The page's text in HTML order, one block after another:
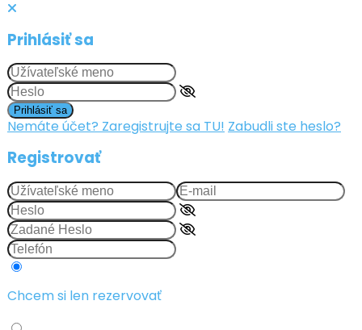
Prihlásiť sa
Prihlásiť sa
Nemáte účet? Zaregistrujte sa TU! Zabudli ste heslo?
Registrovať
Chcem si len rezervovať